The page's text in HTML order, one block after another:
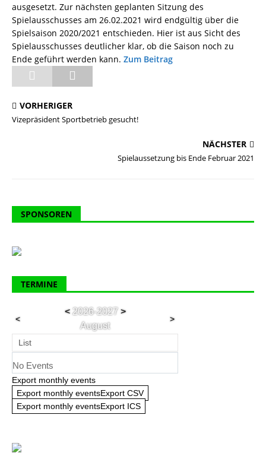
ausgesetzt. Zur nächsten geplanten Sitzung des
Spielausschusses am 26.02.2021 wird endgültig über die
Spielsaison 2020/2021 entschieden. Hier ist aus Sicht des
Spielausschusses deutlicher klar, ob die Saison noch zu
Ende geführt werden kann. Zum Beitrag
VORHERIGER
Vizepräsident Sportbetrieb gesucht!
NÄCHSTER
Spielaussetzung bis Ende Februar 2021
SPONSOREN
TERMINE
<
<2026-2027 >
August
>
List
No Events
Export monthly events
Export monthly eventsExport CSV
Export monthly eventsExport ICS